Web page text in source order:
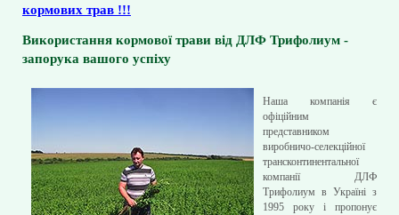
кормових трав !!!
Використання кормової трави від ДЛФ Трифолиум -
запорука вашого успіху
Наша компанія є
офіційним
представником
виробничо-селекційної
трансконтинентальної
компанії ДЛФ
Трифолиум в Україні з
1995 року і пропонує